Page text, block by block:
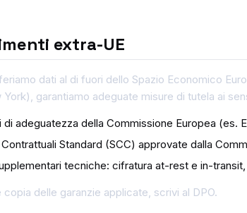
extra-UE
dati al di fuori dello Spazio Economico
garantiamo adeguate misure di tutela ai
di adeguatezza della Commissione Europea (es.
Standard (SCC) approvate dalla
tecniche: cifratura at-rest e in-
copia delle garanzie applicate, scrivi al DPO.